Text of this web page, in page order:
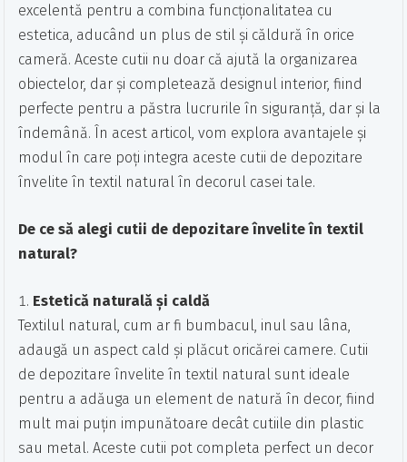
excelentă pentru a combina funcționalitatea cu
estetica, aducând un plus de stil și căldură în orice
cameră. Aceste cutii nu doar că ajută la organizarea
obiectelor, dar și completează designul interior, fiind
perfecte pentru a păstra lucrurile în siguranță, dar și la
îndemână. În acest articol, vom explora avantajele și
modul în care poți integra aceste cutii de depozitare
învelite în textil natural în decorul casei tale.
De ce să alegi cutii de depozitare învelite în textil
natural?
Estetică naturală și caldă
Textilul natural, cum ar fi bumbacul, inul sau lâna,
adaugă un aspect cald și plăcut oricărei camere. Cutii
de depozitare învelite în textil natural sunt ideale
pentru a adăuga un element de natură în decor, fiind
mult mai puțin impunătoare decât cutiile din plastic
sau metal. Aceste cutii pot completa perfect un decor